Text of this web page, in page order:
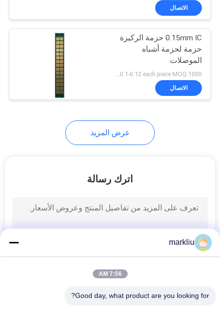
الاتصال
0.15mm IC حزمة الركيزة
حزمة لحزمة أشباه
الموصلات
US 0.1-0.12 each piece MOQ:1000 قطعة
الاتصال
عرض المزيد
اترك رسالة
markliu
7:56 AM
Good day, what product are you looking for?